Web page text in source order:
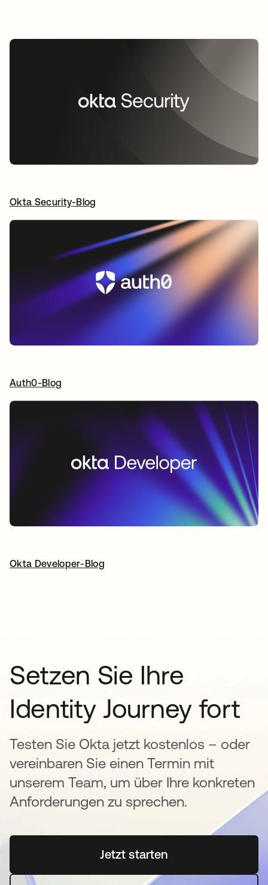
Okta Security-Blogwird in einer neuen Registerkarte geöffnet
Auth0-Blogwird in einer neuen Registerkarte geöffnet
Okta Developer-Blogwird in einer neuen Registerkarte geöffnet
Setzen Sie Ihre
Identity Journey fort
Testen Sie Okta jetzt kostenlos – oder
vereinbaren Sie einen Termin mit
unserem Team, um über Ihre konkreten
Anforderungen zu sprechen.
Jetzt startenwird in einer neuen